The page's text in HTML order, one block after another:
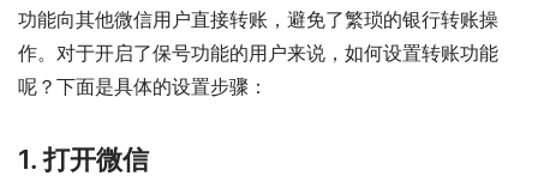
功能向其他微信用户直接转账，避免了繁琐的银行转账操
作。对于开启了保号功能的用户来说，如何设置转账功能
呢？下面是具体的设置步骤：
1. 打开微信